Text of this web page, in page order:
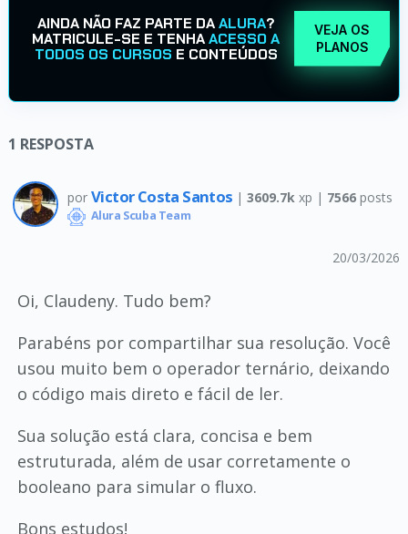
AINDA NÃO FAZ PARTE DAALURA?
MATRICULE-SE E TENHAACESSO A
TODOS OS CURSOS E CONTEÚDOS
VEJA OS
PLANOS
1 RESPOSTA
por Victor Costa Santos | 3609.7k xp | 7566posts
Alura Scuba Team
20/03/2026
Oi, Claudeny. Tudo bem?
Parabéns por compartilhar sua resolução. Você
usou muito bem o operador ternário, deixando
o código mais direto e fácil de ler.
Sua solução está clara, concisa e bem
estruturada, além de usar corretamente o
booleano para simular o fluxo.
Bons estudos!